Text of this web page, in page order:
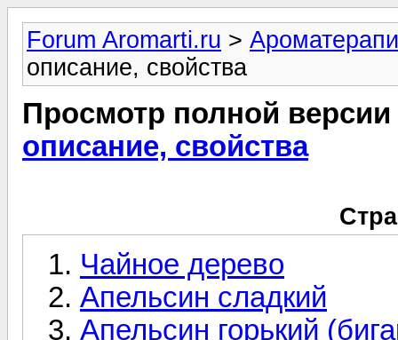
Forum Aromarti.ru >
описание, свойства
Просмотр полной
описание, свойства
Чайное дерево
Апельсин сладкий
Апельсин горький